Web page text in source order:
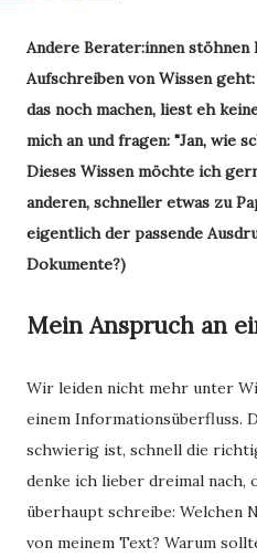
Andere Berater:innen stöhnen
Aufschreiben von Wissen
das noch machen, liest eh
mich an und fragen: "Jan, wie
Dieses Wissen möchte ich
anderen, schneller etwas zu
eigentlich der passende
Dokumente?)
Mein Anspruch an
Wir leiden nicht mehr unter
einem Informationsüberfluss.
schwierig ist, schnell die
denke ich lieber dreimal nach,
überhaupt schreibe: Welchen
von meinem Text? Warum